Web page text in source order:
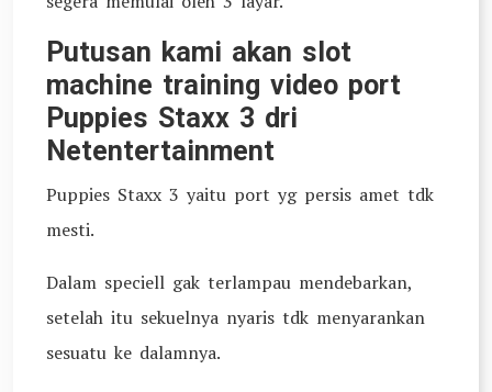
Putusan kami akan slot
machine training video port
Puppies Staxx 3 dri
Netentertainment
Puppies Staxx 3 yaitu port yg persis amet tdk
mesti.
Dalam speciell gak terlampau mendebarkan,
setelah itu sekuelnya nyaris tdk menyarankan
sesuatu ke dalamnya.